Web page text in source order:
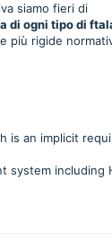
siamo fieri di
di ogni tipo di
più rigide
is an implicit
system including